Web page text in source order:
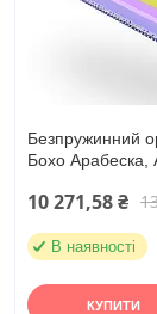
Безпружинний
Бохо Арабеска,
10 271,58 ₴
В наявності
КУПИТИ